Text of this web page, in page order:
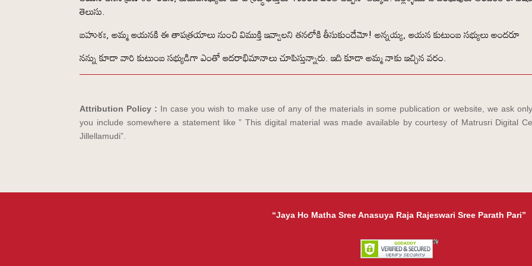
తెలుసు.
బహుశః, అమ్మ ఆయనకి ఈ తాపత్రయాలు నుంచి విముక్తి ఇవ్వాలని తనలోకి తీసుకుందేమో! అన్నయ్య, ఆయన కుటుంబ సభ్యులు అందరూ
నన్ను కూడా వారి కుటుంబ సభ్యుడిగా ఎంతో ఆదరాభిమానాలు చూపిస్తున్నారు. ఇది కూడా అమ్మ నాకు ఇచ్చిన వరం.
Attribution Policy : In case you wish to make use of any of the materials in some publication or website, we ask
you include somewhere a statement like ” This digital material was made available by courtesy of Matrusri Digital
Jillellamudi”.
“Jaya Ho Matha Sree Anasuya Raja Rajeswari Sree Parath Pari”